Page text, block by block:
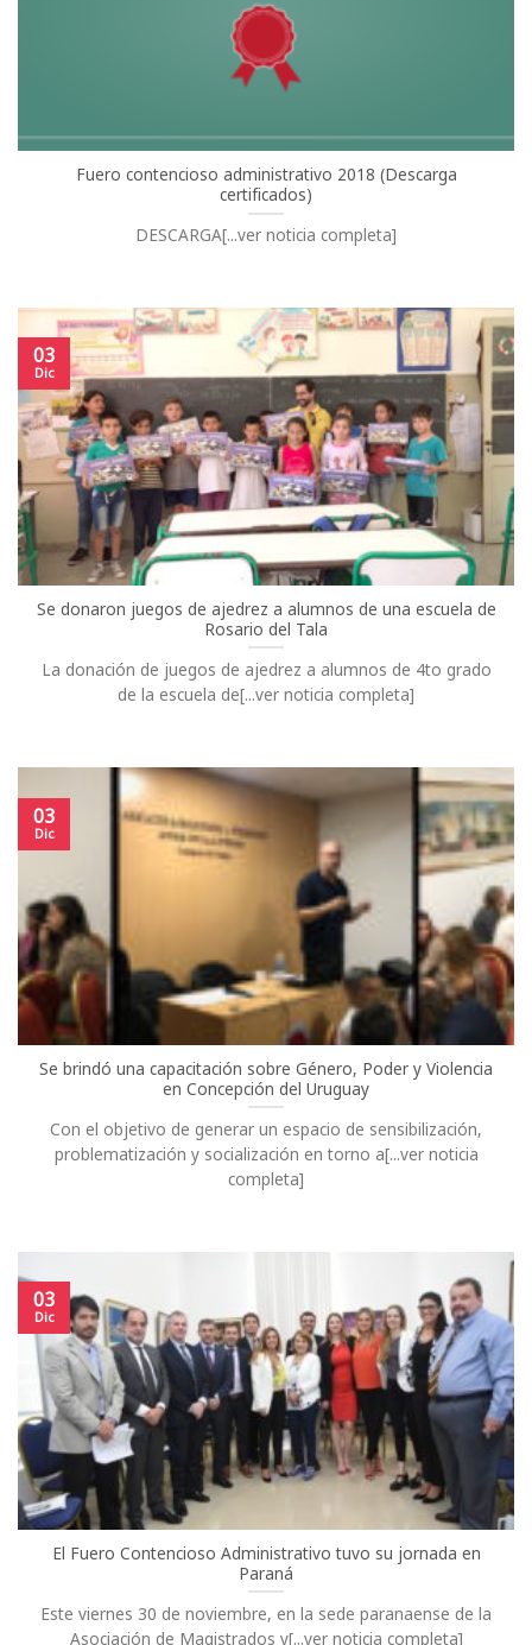
Fuero contencioso administrativo 2018 (Descarga
certificados)
DESCARGA[...ver noticia completa]
Se donaron juegos de ajedrez a alumnos de una escuela de
Rosario del Tala
La donación de juegos de ajedrez a alumnos de 4to grado
de la escuela de[...ver noticia completa]
03
Dic
Se brindó una capacitación sobre Género, Poder y Violencia
en Concepción del Uruguay
Con el objetivo de generar un espacio de sensibilización,
problematización y socialización en torno a[...ver noticia
completa]
03
Dic
El Fuero Contencioso Administrativo tuvo su jornada en
Paraná
Este viernes 30 de noviembre, en la sede paranaense de la
Asociación de Magistrados y[...ver noticia completa]
03
Dic